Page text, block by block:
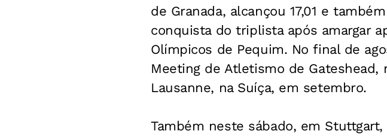
de Granada, alcançou 17,01 e
conquista do triplista após amargar
Olímpicos de Pequim. No final de
Meeting de Atletismo de
Lausanne, na Suíça, em setembro.
Também neste sábado, em